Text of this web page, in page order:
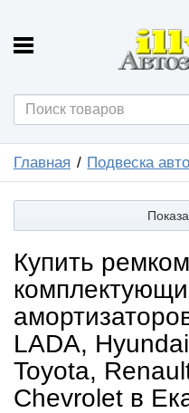
Главная Подвеска
Купить
LADA,
Toyota,
Chevrolet в